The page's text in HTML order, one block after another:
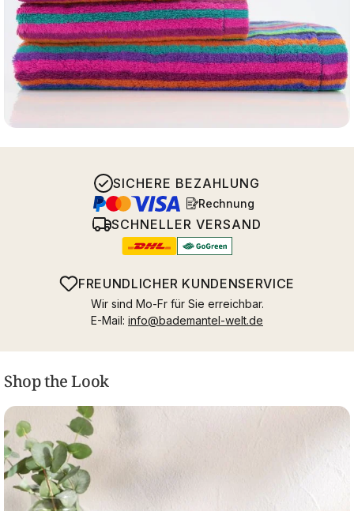
SICHERE BEZAHLUNG
Rechnung
SCHNELLER VERSAND
FREUNDLICHER KUNDENSERVICE
Wir sind Mo-Fr für Sie erreichbar.
E-Mail: info@bademantel-welt.de
Shop the Look